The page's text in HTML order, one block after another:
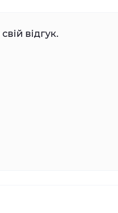
відгук.